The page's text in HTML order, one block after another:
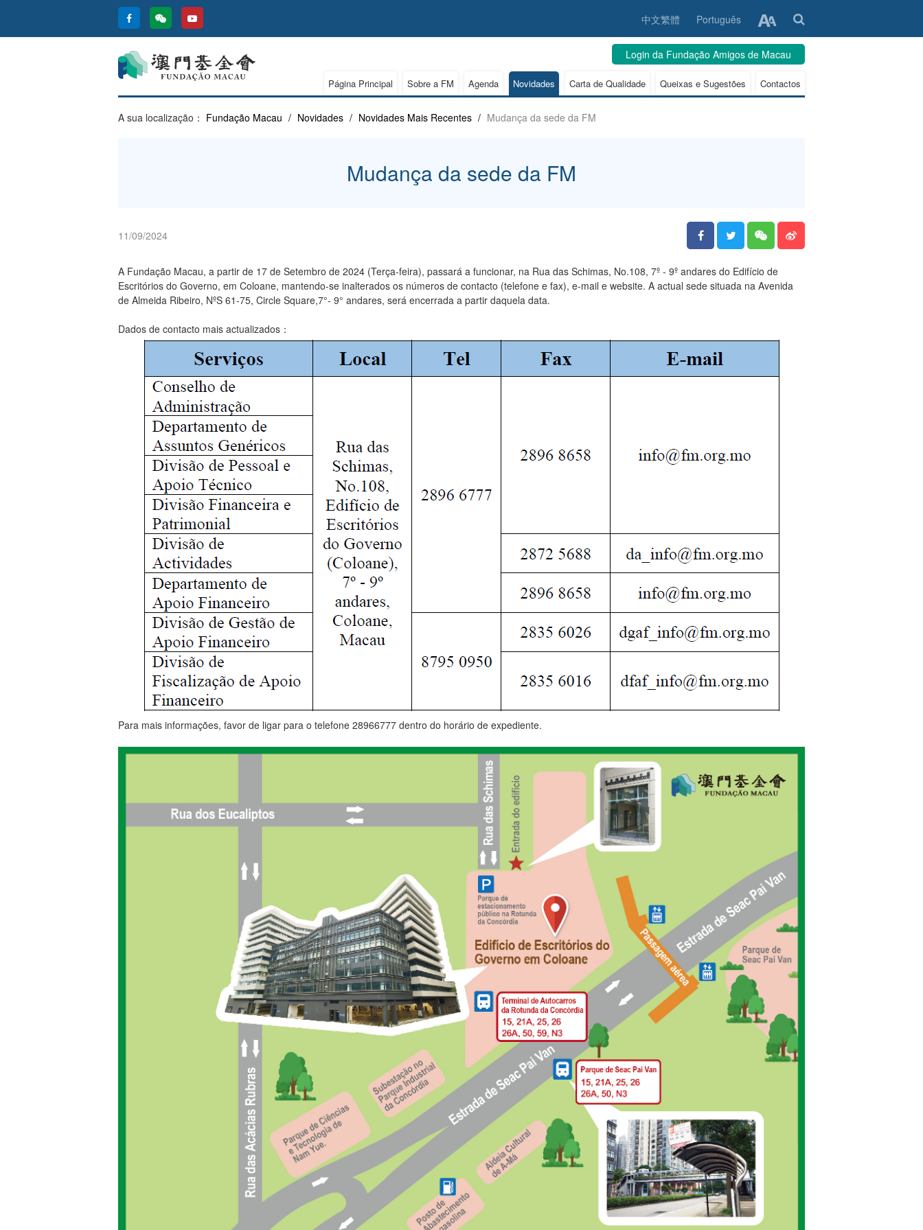
中文繁體 Português
Login da Fundação Amigos de Macau
Página Principal Sobre a FM Agenda Novidades Carta de Qualidade Queixas e Sugestões Contactos
A sua localização： Fundação Macau / Novidades / Novidades Mais Recentes / Mudança da sede da FM
Mudança da sede da FM
11/09/2024
A Fundação Macau, a partir de 17 de Setembro de 2024 (Terça-feira), passará a funcionar, na Rua das Schimas, No.108, 7º - 9º andares do Edifício de
Escritórios do Governo, em Coloane, mantendo-se inalterados os números de contacto (telefone e fax), e-mail e website. A actual sede situada na Avenida
de Almeida Ribeiro, NºS 61-75, Circle Square,7°- 9° andares, será encerrada a partir daquela data.
Dados de contacto mais actualizados：
Para mais informações, favor de ligar para o telefone 28966777 dentro do horário de expediente.